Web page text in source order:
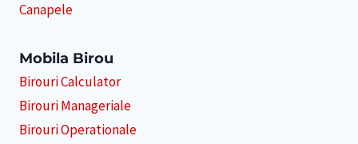
Canapele
Mobila Birou
Birouri Calculator
Birouri Manageriale
Birouri Operationale